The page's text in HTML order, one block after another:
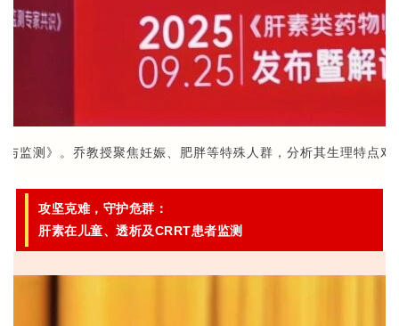
监测》。乔教授聚焦妊娠、肥胖等特殊人群，分析其生理特点
攻坚克难，守护危群：
肝素在儿童、透析及CRRT患者监测